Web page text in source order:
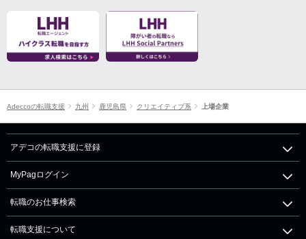
Adeccoの転職支援 九州 鹿児島県 クリエイティブ系 上場企業
アデコの転職支援に登録
MyPagログイン
転職のお仕事検索
転職支援について